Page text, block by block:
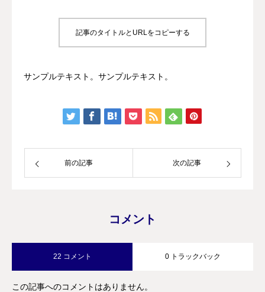
記事のタイトルとURLをコピーする
サンプルテキスト。サンプルテキスト。
前の記事 次の記事
コメント
22 コメント 0 トラックバック
この記事へのコメントはありません。